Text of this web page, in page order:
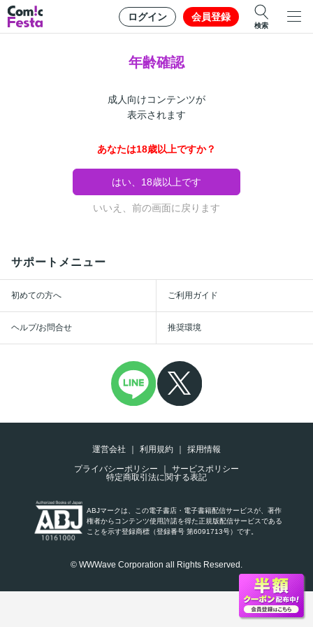
ログイン 会員登録
検索
年齢確認
成人向けコンテンツが
表示されます
あなたは18歳以上ですか？
はい、18歳以上です
いいえ、前の画面に戻ります
サポートメニュー
初めての方へ ご利用ガイド
ヘルプ/お問合せ 推奨環境
運営会社 利用規約
採用情報
プライバシーポリシー
サービスポリシー
特定商取引法に関する表記
ABJマークは、この電子書店・電子書籍配信サービスが、著作
権者からコンテンツ使用許諾を得た正規版配信サービスである
ことを示す登録商標（登録番号 第6091713号）です。
© WWWave Corporation all Rights Reserved.